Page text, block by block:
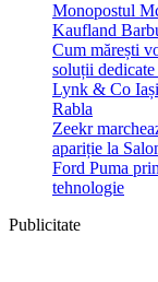
Monopostul
Kaufland
Cum mărești
soluții
Lynk & Co Iași
Rabla
Zeekr
apariție la
Ford Puma
tehnologie
Publicitate